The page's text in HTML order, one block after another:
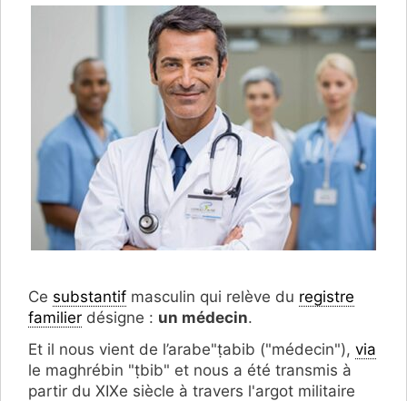
Ce substantif masculin qui relève du registre
familier désigne : un médecin.
Et il nous vient de l’arabe"ṭabib ("médecin"), via
le maghrébin "ṭbib" et nous a été transmis à
partir du XIXe siècle à travers l'argot militaire